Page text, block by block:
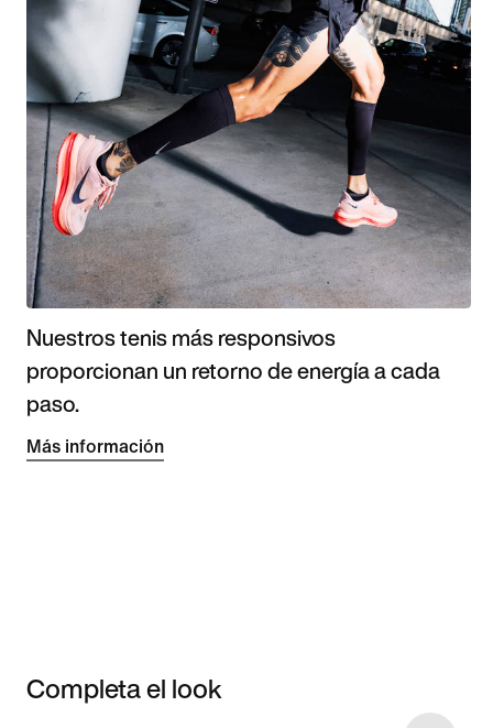
Nuestros tenis más responsivos
proporcionan un retorno de energía a cada
paso.
Más información
Completa el look